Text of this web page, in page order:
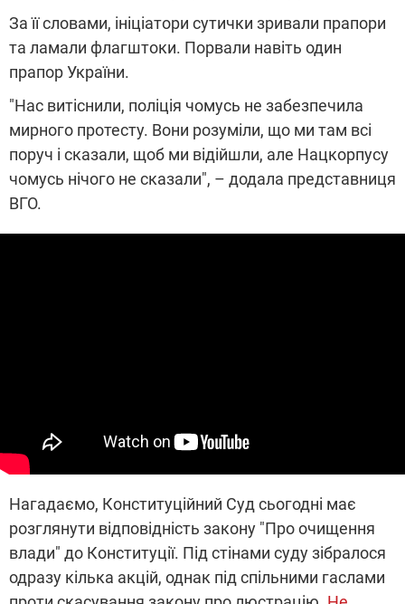
За її словами, ініціатори сутички зривали прапори
та ламали флагштоки. Порвали навіть один
прапор України.
"Нас витіснили, поліція чомусь не забезпечила
мирного протесту. Вони розуміли, що ми там всі
поруч і сказали, щоб ми відійшли, але Нацкорпусу
чомусь нічого не сказали", – додала представниця
ВГО.
Нагадаємо, Конституційний Суд сьогодні має
розглянути відповідність закону "Про очищення
влади" до Конституції. Під стінами суду зібралося
одразу кілька акцій, однак під спільними гаслами